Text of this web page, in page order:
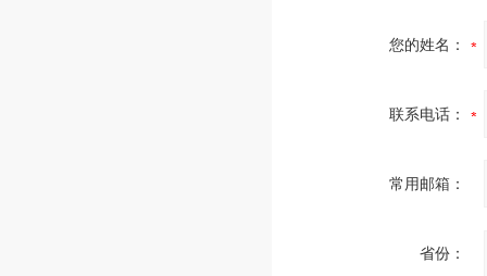
您的姓名：
联系电话：
常用邮箱：
省份：